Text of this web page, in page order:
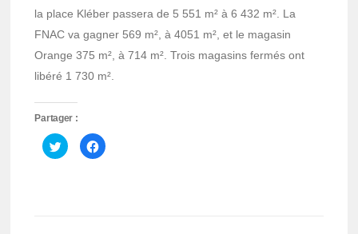
la place Kléber passera de 5 551 m² à 6 432 m². La
FNAC va gagner 569 m², à 4051 m², et le magasin
Orange 375 m², à 714 m². Trois magasins fermés ont
libéré 1 730 m².
Partager :
Cliquez
pour
partager
Cliquez
pour